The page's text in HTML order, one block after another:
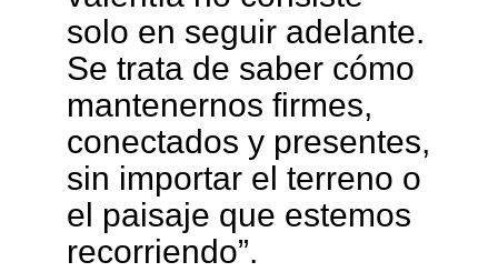
solo en seguir adelante.
Se trata de saber cómo
mantenernos firmes,
conectados y presentes,
sin importar el terreno o
el paisaje que estemos
recorriendo”.